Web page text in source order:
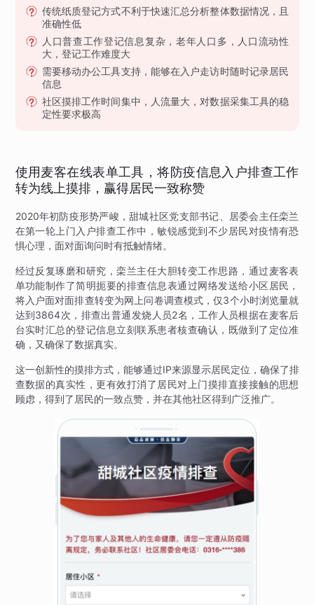
传统纸质登记方式不利于快速汇总分析整体数据情况，且
准确性低
人口普查工作登记信息复杂，老年人口多，人口流动性
大，登记工作难度大
需要移动办公工具支持，能够在入户走访时随时记录居民
信息
社区摸排工作时间集中，人流量大，对数据采集工具的稳
定性要求极高
使用麦客在线表单工具，将防疫信息入户排查工作
转为线上摸排，赢得居民一致称赞
2020年初防疫形势严峻，甜城社区党支部书记、居委会主任栾兰
在第一轮上门入户排查工作中，敏锐感觉到不少居民对疫情有恐
惧心理，面对面询问时有抵触情绪。
经过反复琢磨和研究，栾兰主任大胆转变工作思路，通过麦客表
单功能制作了简明扼要的排查信息表通过网络发送给小区居民，
将入户面对面排查转变为网上问卷调查模式，仅3个小时浏览量就
达到3864次，排查出普通发烧人员2名，工作人员根据在麦客后
台实时汇总的登记信息立刻联系患者核查确认，既做到了定位准
确，又确保了数据真实。
这一创新性的摸排方式，能够通过IP来源显示居民定位，确保了排
查数据的真实性，更有效打消了居民对上门摸排直接接触的思想
顾虑，得到了居民的一致点赞，并在其他社区得到广泛推广。